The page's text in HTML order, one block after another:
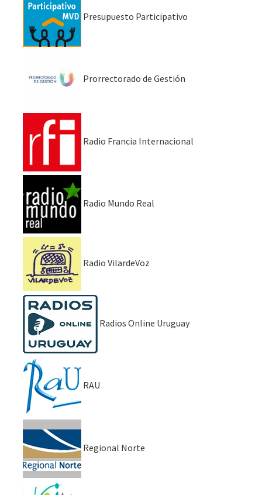
Presupuesto Participativo
Prorrectorado de Gestión
Radio Francia Internacional
Radio Mundo Real
Radio VilardeVoz
Radios Online Uruguay
RAU
Regional Norte